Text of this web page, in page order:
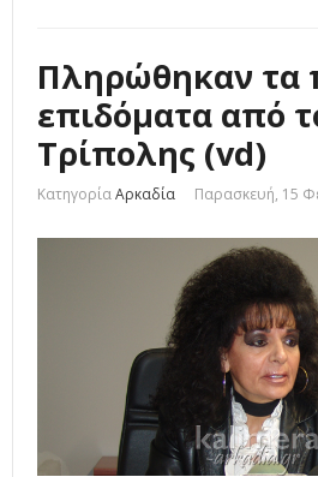
Πληρώθηκαν τα
επιδόματα από
Τρίπολης (vd)
ΚατηγορίαΑρκαδία Παρασκευή, 15